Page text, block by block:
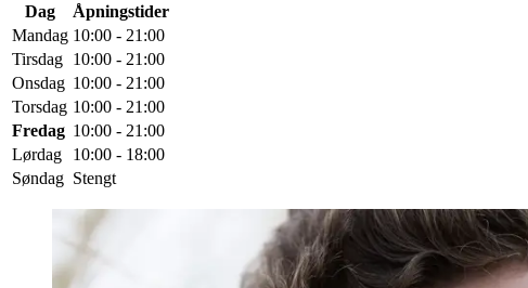
Dag
Åpningstider
Mandag 10:00 - 21:00
Tirsdag 10:00 - 21:00
Onsdag 10:00 - 21:00
Torsdag 10:00 - 21:00
Fredag 10:00 - 21:00
Lørdag
10:00 - 18:00
Søndag Stengt